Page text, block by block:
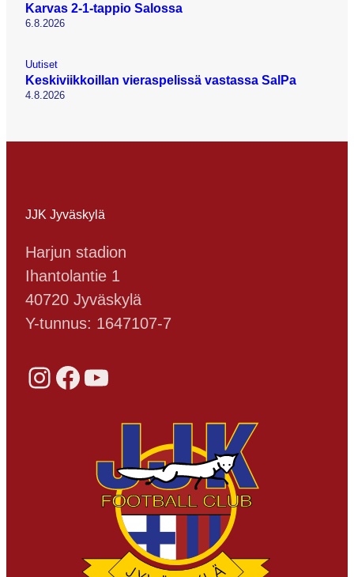
Karvas 2-1-tappio Salossa
6.8.2026
Uutiset
Keskiviikkoillan vieraspelissä vastassa SalPa
4.8.2026
JJK Jyväskylä
Harjun stadion
Ihantolantie 1
40720 Jyväskylä
Y-tunnus: 1647107-7
Instagram Facebook YouTube